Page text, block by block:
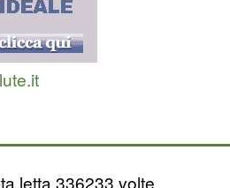
letta 336233 volte